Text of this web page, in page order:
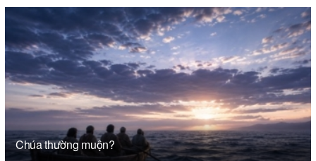
Chúa thường muộn?